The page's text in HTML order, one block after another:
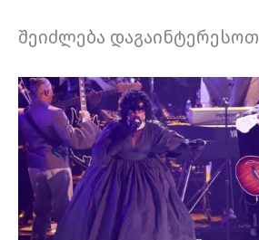
შეიძლება დაგაინტერესოთ